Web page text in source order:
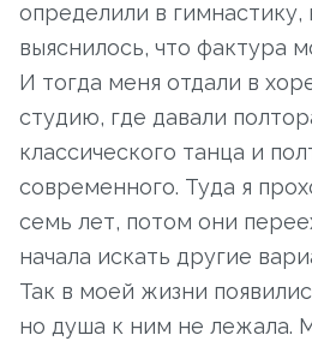
определили в гимнастику,
выяснилось, что фактура
И тогда меня отдали в
студию, где давали
классического танца и
современного. Туда я
семь лет, потом они
начала искать другие
Так в моей жизни
но душа к ним не лежала.